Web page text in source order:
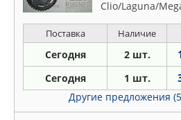
Clio/Laguna/
Поставка Наличие
Сегодня 2 шт.
Сегодня 1 шт.
Другие предложения